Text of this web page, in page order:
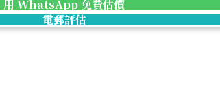
用 WhatsApp 免費估價
電郵評估